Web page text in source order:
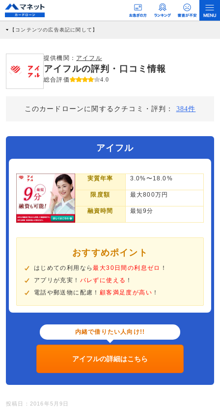
【コンテンツの広告表記に関して】
社に対して企業から紹介報酬が支払われるという収益モデルです。 ただし、特定の
商品を根拠なくPRするものではなく、当編集部の調査／ユーザーへの口コミ収集な
どに基づき、公平性を担保した情報提供を行っています。
>提携企業一覧
提供機関： アイフル
アイフルの評判・口コミ情報
総合評価 4.0
このカードローンに関するクチコミ・評判： 384件
アイフル
実質年率 3.0%〜18.0%
限度額 最大800万円
融資時間 最短9分
おすすめポイント
はじめての利用なら最大30日間の利息ゼロ
！
アプリが充実！ バレずに使える ！
電話や郵送物に配慮！ 顧客満足度が高い ！
内緒で借りたい人向け!!
アイフルの詳細はこちら
投稿日：2016年5月9日